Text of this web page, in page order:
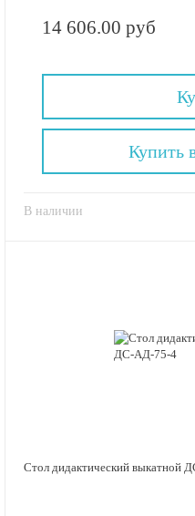
14 606.00 руб
В наличии
Купить
Стол дидактический выкатной